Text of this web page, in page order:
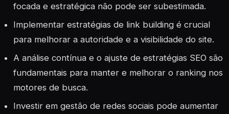
focada e estratégica não pode ser subestimada.
Implementar estratégias de link building é crucial
para melhorar a autoridade e a visibilidade do site.
A análise contínua e o ajuste de estratégias SEO são
fundamentais para manter e melhorar o ranking nos
motores de busca.
Investir em gestão de redes sociais pode aumentar